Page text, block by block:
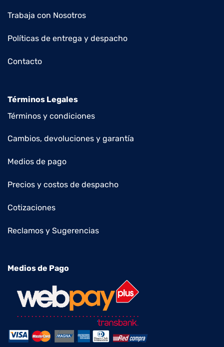
Trabaja con Nosotros
Políticas de entrega y despacho
Contacto
Términos Legales
Términos y condiciones
Cambios, devoluciones y garantía
Medios de pago
Precios y costos de despacho
Cotizaciones
Reclamos y Sugerencias
Medios de Pago